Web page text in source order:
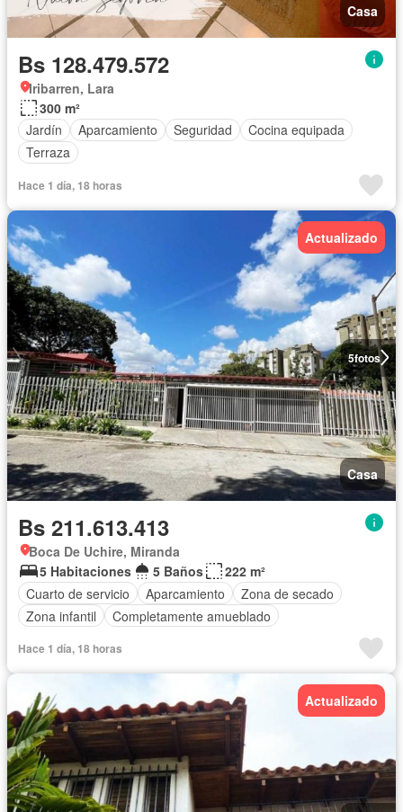
Casa
Bs 128.479.572
Iribarren, Lara
300 m²
Jardín
Aparcamiento Seguridad
Cocina equipada
Terraza
Hace 1 día, 18 horas
5fotos
Actualizado
Casa
Bs 211.613.413
Boca De Uchire, Miranda
5 Habitaciones
5 Baños
222 m²
Cuarto de servicio
Aparcamiento
Zona de secado
Zona infantil
Completamente amueblado
Hace 1 día, 18 horas
Actualizado